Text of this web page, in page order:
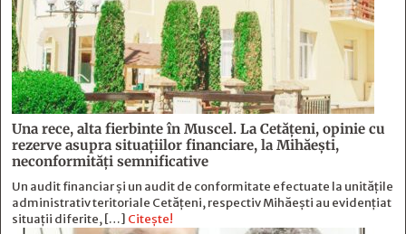
Una rece, alta fierbinte în Muscel. La Cetăţeni, opinie cu
rezerve asupra situaţiilor financiare, la Mihăeşti,
neconformităţi semnificative
Un audit financiar și un audit de conformitate efectuate la unitățile
administrativ teritoriale Cetățeni, respectiv Mihăești au evidențiat
situații diferite, […] Citește!